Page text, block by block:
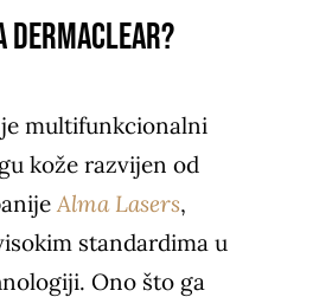
DermaClear?
multifunkcionalni
kože razvijen od
Alma Lasers,
standardima u
Ono što ga